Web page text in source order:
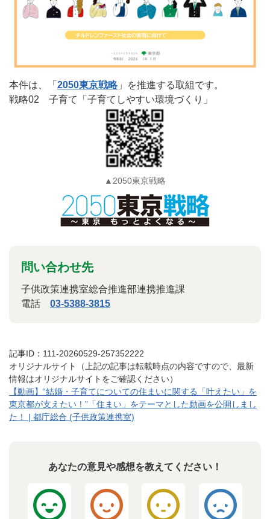
本件は、「 2050東京戦略」を推進する取組です。
戦略02 子育て「子育てしやすい環境づくり」
▲2050東京戦略
問い合わせ先
子供政策連携室総合推進部連携推進課
電話 03-5388-3815
記事ID：111-20260529-257352222
オリジナルサイト（上記の記事は転載時点の内容ですので、最新
情報はオリジナルサイトをご確認ください）
【動画】“結婚・子育てについての住まいに関する「叶えたい」を
東京都が支えたい！”「住まい」をテーマとした動画を公開しまし
た！ | 都庁総合 (子供政策連携室)
あなたの意見や感想を教えてください！